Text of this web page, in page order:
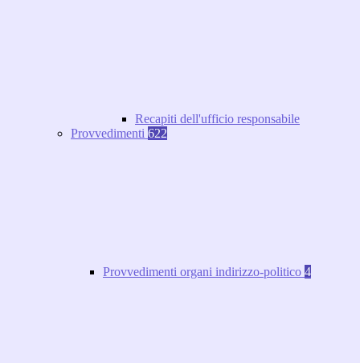
Recapiti dell'ufficio responsabile
Provvedimenti 622
Provvedimenti organi indirizzo-politico 4